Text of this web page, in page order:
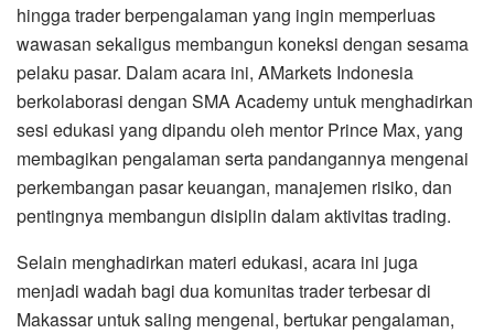
hingga trader berpengalaman yang ingin memperluas
wawasan sekaligus membangun koneksi dengan sesama
pelaku pasar. Dalam acara ini, AMarkets Indonesia
berkolaborasi dengan SMA Academy untuk menghadirkan
sesi edukasi yang dipandu oleh mentor Prince Max, yang
membagikan pengalaman serta pandangannya mengenai
perkembangan pasar keuangan, manajemen risiko, dan
pentingnya membangun disiplin dalam aktivitas trading.
Selain menghadirkan materi edukasi, acara ini juga
menjadi wadah bagi dua komunitas trader terbesar di
Makassar untuk saling mengenal, bertukar pengalaman,